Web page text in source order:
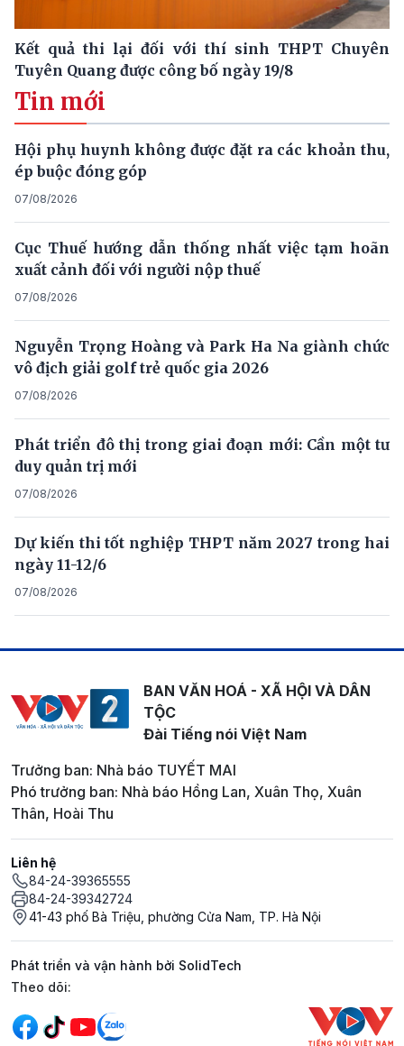
Kết quả thi lại đối với thí sinh THPT Chuyên
Tuyên Quang được công bố ngày 19/8
Tin mới
Hội phụ huynh không được đặt ra các khoản thu,
ép buộc đóng góp
07/08/2026
Cục Thuế hướng dẫn thống nhất việc tạm hoãn
xuất cảnh đối với người nộp thuế
07/08/2026
Nguyễn Trọng Hoàng và Park Ha Na giành chức
vô địch giải golf trẻ quốc gia 2026
07/08/2026
Phát triển đô thị trong giai đoạn mới: Cần một tư
duy quản trị mới
07/08/2026
Dự kiến thi tốt nghiệp THPT năm 2027 trong hai
ngày 11-12/6
07/08/2026
BAN VĂN HOÁ - XÃ HỘI VÀ DÂN
TỘC
Đài Tiếng nói Việt Nam
Trưởng ban: Nhà báo TUYẾT MAI
Phó trưởng ban: Nhà báo Hồng Lan, Xuân Thọ, Xuân
Thân, Hoài Thu
Liên hệ
84-24-39365555
84-24-39342724
41-43 phố Bà Triệu, phường Cửa Nam, TP. Hà Nội
Phát triển và vận hành bởi SolidTech
Mạng xã hội
Theo dõi: